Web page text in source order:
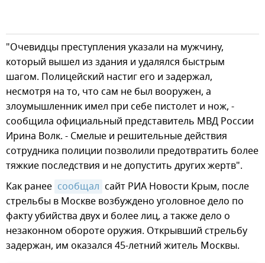
"Очевидцы преступления указали на мужчину,
который вышел из здания и удалялся быстрым
шагом. Полицейский настиг его и задержал,
несмотря на то, что сам не был вооружен, а
злоумышленник имел при себе пистолет и нож, -
сообщила официальный представитель МВД России
Ирина Волк. - Смелые и решительные действия
сотрудника полиции позволили предотвратить более
тяжкие последствия и не допустить других жертв".
Как ранее сообщал сайт РИА Новости Крым, после
стрельбы в Москве возбуждено уголовное дело по
факту убийства двух и более лиц, а также дело о
незаконном обороте оружия. Открывший стрельбу
задержан, им оказался 45-летний житель Москвы.